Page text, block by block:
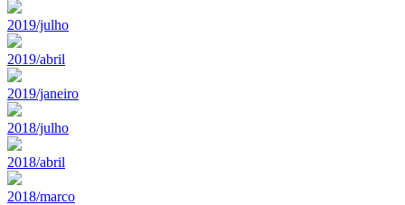
2019/julho
2019/abril
2019/janeiro
2018/julho
2018/abril
2018/marco